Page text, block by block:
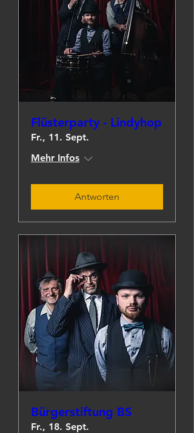
Flüsterparty - Lindyhop
Fr., 11. Sept.
Mehr Infos
Antworten
Bürgerstiftung BS
Fr., 18. Sept.